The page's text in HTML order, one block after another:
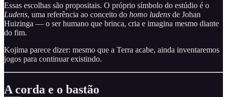
Essas escolhas são propositais. O próprio símbolo do estúdio é o
Ludens, uma referência ao conceito do homo ludens de Johan
Huizinga — o ser humano que brinca, cria e imagina mesmo diante
do fim.
Kojima parece dizer: mesmo que a Terra acabe, ainda inventaremos
jogos para continuar existindo.
A corda e o bastão